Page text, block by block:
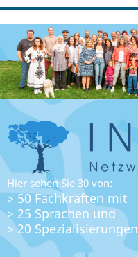
Hier sehen Sie 30 von:
> 50 Fachkräften mit
> 25 Sprachen und
> 20 Spezialisierungen